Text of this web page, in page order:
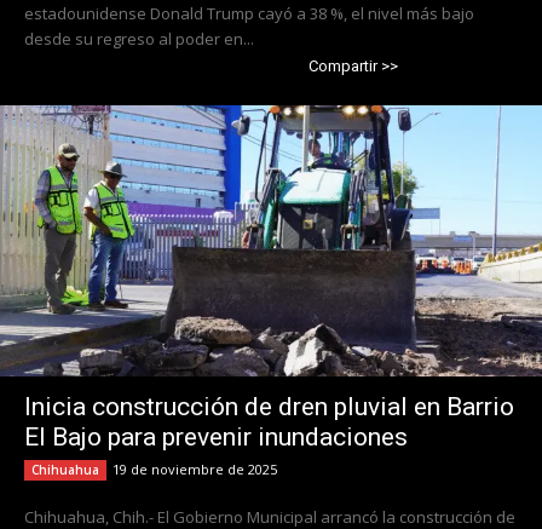
estadounidense Donald Trump cayó a 38 %, el nivel más bajo
desde su regreso al poder en...
Compartir >>
Inicia construcción de dren pluvial en Barrio
El Bajo para prevenir inundaciones
Chihuahua 19 de noviembre de 2025
Chihuahua, Chih.- El Gobierno Municipal arrancó la construcción de